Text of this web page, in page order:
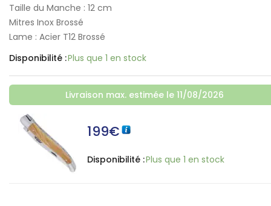
Taille du Manche : 12 cm
Mitres Inox Brossé
Lame : Acier T12 Brossé
Disponibilité :Plus que 1 en stock
Livraison max. estimée le 11/08/2026
199€
Disponibilité :Plus que 1 en stock